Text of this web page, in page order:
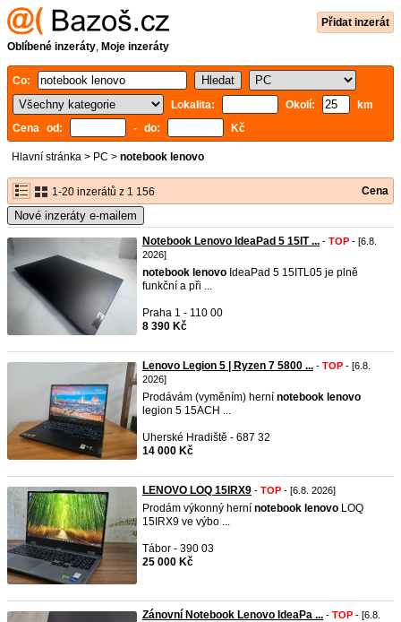
Přidat inzerát
Oblíbené inzeráty, Moje inzeráty
Co:
Lokalita:
Okolí:
km
Cena od:
- do: Kč
Hlavní stránka > PC > notebook lenovo
1-20 inzerátů z 1 156 Cena
Nové inzeráty e-mailem
Notebook Lenovo IdeaPad 5 15IT ... - TOP - [6.8.
2026]
notebook lenovo IdeaPad 5 15ITL05 je plně
funkční a při ...
Praha 1 - 110 00
8 390 Kč
Lenovo Legion 5 | Ryzen 7 5800 ... - TOP - [6.8.
2026]
Prodávám (vyměním) herní notebook lenovo
legion 5 15ACH ...
Uherské Hradiště - 687 32
14 000 Kč
LENOVO LOQ 15IRX9 - TOP - [6.8. 2026]
Prodám výkonný herní notebook lenovo LOQ
15IRX9 ve výbo ...
Tábor - 390 03
25 000 Kč
Zánovní Notebook Lenovo IdeaPa ... - TOP - [6.8.